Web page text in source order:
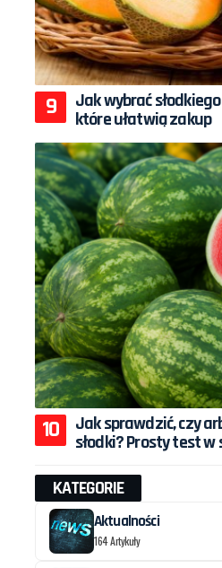
Jak wybrać
które ułatwią zakup
Jak sprawdzić, czy
słodki? Prosty test w
KATEGORIE
Aktualności
164 Artykuły